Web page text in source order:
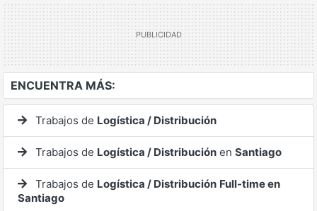
ENCUENTRA MÁS:
Trabajos de Logística / Distribución
Trabajos de Logística / Distribución en Santiago
Trabajos de Logística / Distribución Full-time en
Santiago